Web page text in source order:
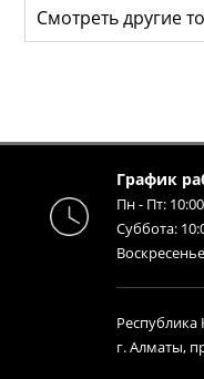
Смотреть другие
График
Пн - Пт:
Суббота:
Республика
г. Алматы,